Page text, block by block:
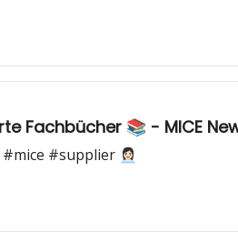
Fachbücher 📚 - MICE
#supplier 👩🏻‍💼